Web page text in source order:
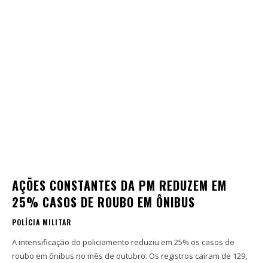
AÇÕES CONSTANTES DA PM REDUZEM EM
25% CASOS DE ROUBO EM ÔNIBUS
POLÍCIA MILITAR
A intensificação do policiamento reduziu em 25% os casos de
roubo em ônibus no mês de outubro. Os registros caíram de 129,